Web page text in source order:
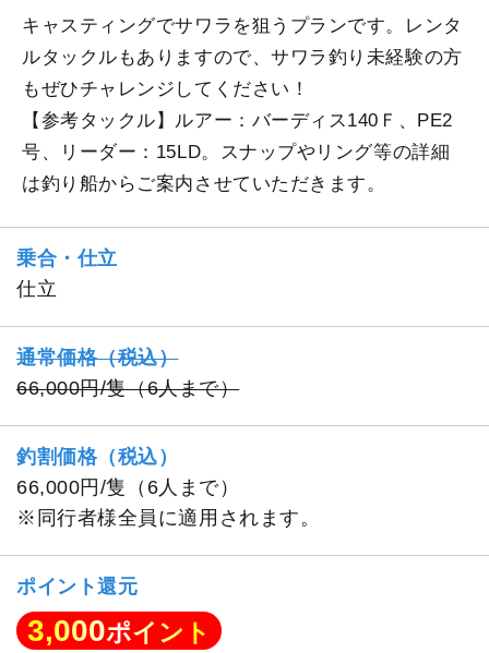
キャスティングでサワラを狙うプランです。レンタ
ルタックルもありますので、サワラ釣り未経験の方
もぜひチャレンジしてください！
【参考タックル】ルアー：バーディス140Ｆ、PE2
号、リーダー：15LD。スナップやリング等の詳細
は釣り船からご案内させていただきます。
乗合・仕立
仕立
通常価格（税込）
66,000円/隻（6人まで）
釣割価格（税込）
66,000円/隻（6人まで）
※同行者様全員に適用されます。
ポイント還元
3,000ポイント